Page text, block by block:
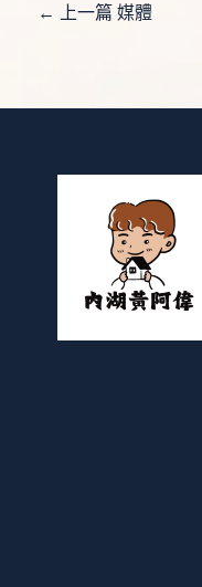
← 上一篇 媒體